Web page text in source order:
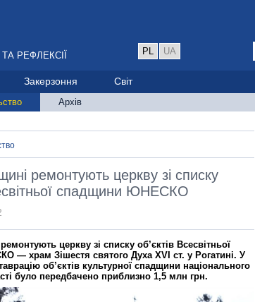
РЕФЛЕКСІЇ PL UA
Закерзоння Світ
Архів
ремонтують церкву зі списку
спадщини ЮНЕСКО
церкву зі списку об’єктів Всесвітньої
— храм Зішестя святого Духа XVI ст. у Рогатині. У
об’єктів культурної спадщини національного
було передбачено приблизно 1,5 млн грн.